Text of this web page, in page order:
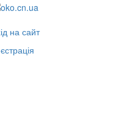
на сайт